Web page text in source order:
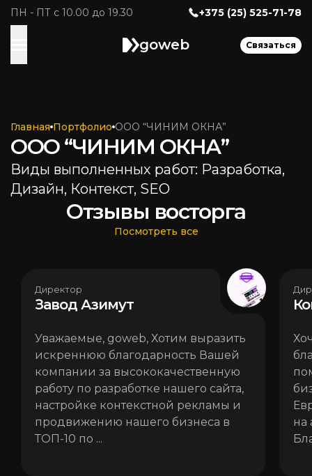
ПН - ПТ с 10.00 до 19.30 +375 (25) 525-71-78
goweb Связаться
Главная Портфолио ООО “ЧИНИМ ОКНА”
ООО “ЧИНИМ ОКНА”
Виды выполненных работ: Разработка,
Дизайн, Контекст, SEO
Отзывы восторга
Посмотреть все
Директор
Завод Азимут
Уважаемые, goweb, Хотим выразить
искреннюю благодарность Вашей
компании за высококачественную
работу по разработке нашего сайта,
настройке контекстной рекламы и
продвижению нашего бизнеса в
ТОП-10 по ...
на